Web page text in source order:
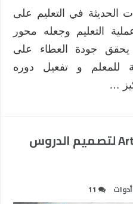
الحديثة في التعليم على
التعليم وجعله محور
يحقق جودة العطاء على
للمعلم و تفعيل دوره
…
برنامج Articulate Storyline لتصميم الدروس
أدوات 11